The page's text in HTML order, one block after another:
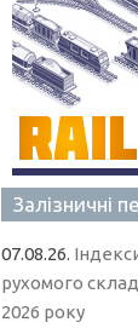
Залізничні
07.08.26.
рухомого
2026 року